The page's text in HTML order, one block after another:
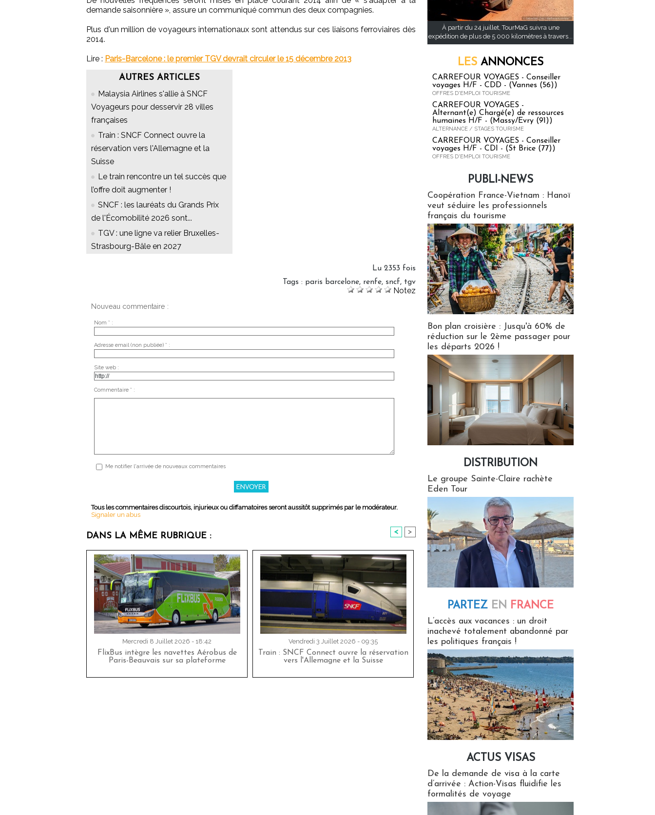
demande saisonnière », assure un communiqué commun des deux compagnies.
Plus d'un million de voyageurs internationaux sont attendus sur ces liaisons ferroviaires dès
2014.
Lire : Paris-Barcelone : le premier TGV devrait circuler le 15 décembre 2013
AUTRES ARTICLES
Malaysia Airlines s'allie à SNCF
Voyageurs pour desservir 28 villes
françaises
Train : SNCF Connect ouvre la
réservation vers l'Allemagne et la
Suisse
Le train rencontre un tel succès que
l’offre doit augmenter !
SNCF : les lauréats du Grands Prix
de l'Écomobilité 2026 sont...
TGV : une ligne va relier Bruxelles-
Strasbourg-Bâle en 2027
Lu 2353 fois
Tags : paris barcelone, renfe, sncf, tgv
Notez
Nouveau commentaire :
Nom * :
Adresse email (non publiée) * :
Site web :
Commentaire * :
Me notifier l'arrivée de nouveaux commentaires
Tous les commentaires discourtois, injurieux ou diffamatoires seront aussitôt supprimés par le modérateur.
Signaler un abus
DANS LA MÊME RUBRIQUE : < >
Mercredi 8 Juillet 2026 - 18:42
FlixBus intègre les navettes Aérobus de
Paris-Beauvais sur sa plateforme
Vendredi 3 Juillet 2026 - 09:35
Train : SNCF Connect ouvre la réservation
vers l'Allemagne et la Suisse
À partir du 24 juillet, TourMaG suivra une
expédition de plus de 5 000 kilomètres à travers...
LES ANNONCES
CARREFOUR VOYAGES - Conseiller
voyages H/F - CDD - (Vannes (56))
OFFRES D'EMPLOI TOURISME
CARREFOUR VOYAGES -
Alternant(e) Chargé(e) de ressources
humaines H/F - (Massy/Evry (91))
ALTERNANCE / STAGES TOURISME
CARREFOUR VOYAGES - Conseiller
voyages H/F - CDI - (St Brice (77))
OFFRES D'EMPLOI TOURISME
PUBLI-NEWS
Coopération France-Vietnam : Hanoï
veut séduire les professionnels
français du tourisme
Bon plan croisière : Jusqu'à 60% de
réduction sur le 2ème passager pour
les départs 2026 !
DISTRIBUTION
Le groupe Sainte-Claire rachète
Eden Tour
PARTEZ EN FRANCE
L’accès aux vacances : un droit
inachevé totalement abandonné par
les politiques français !
ACTUS VISAS
De la demande de visa à la carte
d’arrivée : Action-Visas fluidifie les
formalités de voyage